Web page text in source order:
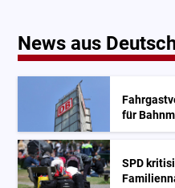
News aus
für
SPD